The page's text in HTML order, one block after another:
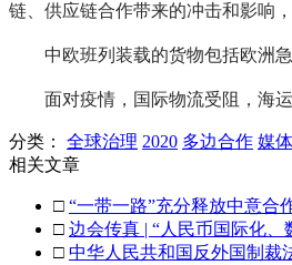
链、供应链合作带来的冲击和影响
中欧班列装载的货物包括欧洲
面对疫情，国际物流受阻，海
分类： 全球治理 2020 多边合作 媒
相关文章
□ “一带一路”充分释放中意合
□ 边会传真 | “人民币国际化、
□ 中华人民共和国反外国制裁